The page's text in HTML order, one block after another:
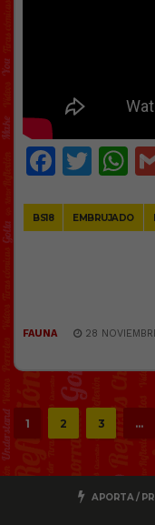
BS18 EMBRUJADO
FAUNA 28
1 2 3 …
APORTA /